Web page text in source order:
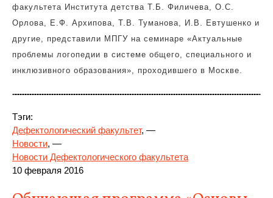
факультета Института детства Т.Б. Филичева, О.С.
Орлова, Е.Ф. Архипова, Т.В. Туманова, И.В. Евтушенко и
другие, представили МПГУ на семинаре «Актуальные
проблемы логопедии в системе общего, специального и
инклюзивного образования», проходившего в Москве.
Тэги:
Дефектологический факультет, —
Новости, —
Новости Дефектологического факультета
10 февраля 2016